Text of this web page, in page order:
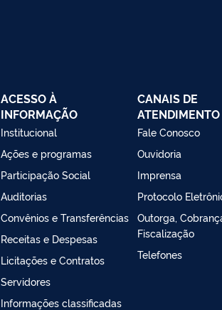
ACESSO À
INFORMAÇÃO
Institucional
Ações e programas
Participação Social
Auditorias
Convênios e Transferências
Receitas e Despesas
Licitações e Contratos
Servidores
Informações classificadas
CANAIS DE
ATENDIMENTO
Fale Conosco
Ouvidoria
Imprensa
Protocolo
Outorga,
Fiscalização
Telefones